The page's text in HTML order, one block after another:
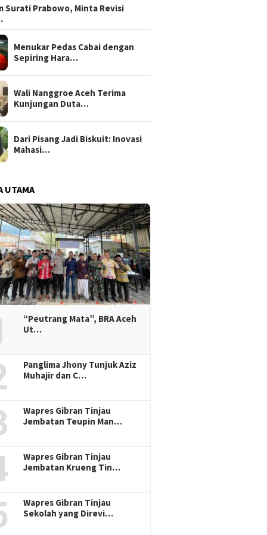
Surati Prabowo, Minta Revisi
Menukar Pedas Cabai dengan
Sepiring Hara…
Wali Nanggroe Aceh Terima
Kunjungan Duta…
Dari Pisang Jadi Biskuit: Inovasi
Mahasi…
UTAMA
“Peutrang Mata”, BRA Aceh
Ut…
Panglima Jhony Tunjuk Aziz
Muhajir dan C…
Wapres Gibran Tinjau
Jembatan Teupin Man…
Wapres Gibran Tinjau
Jembatan Krueng Tin…
Wapres Gibran Tinjau
Sekolah yang Direvi…